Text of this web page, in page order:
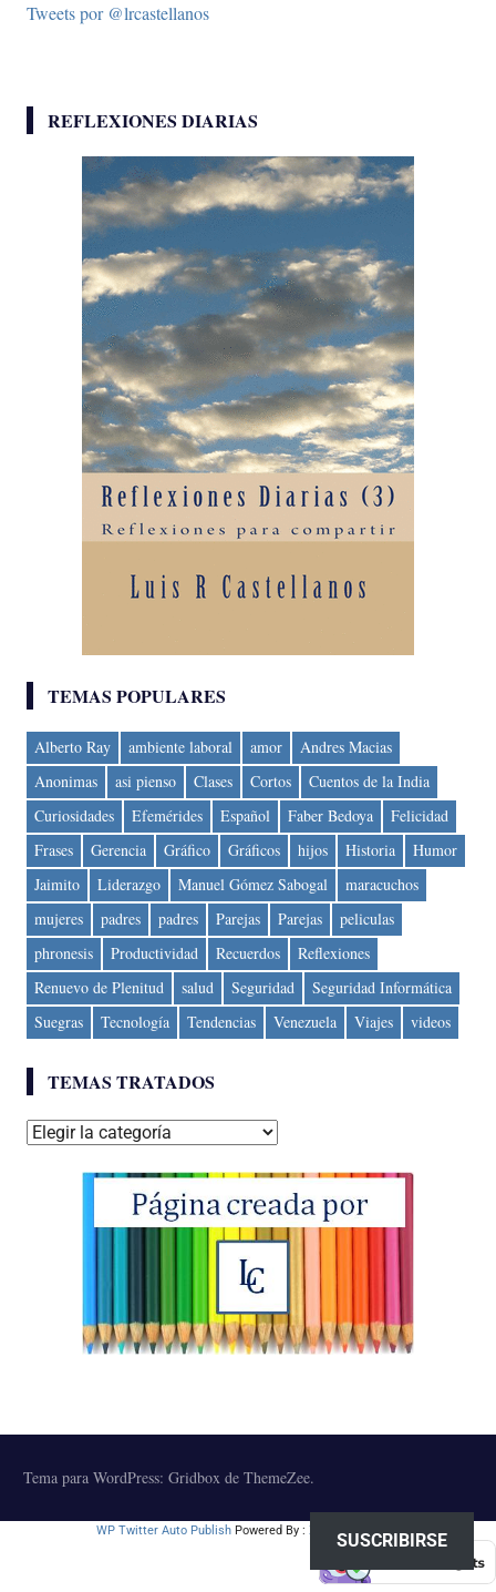
Tweets por @lrcastellanos
REFLEXIONES DIARIAS
TEMAS POPULARES
Alberto Ray ambiente laboral amor
Andres Macias
Anonimas
asi pienso Clases Cortos
Cuentos de la India
Curiosidades
Efemérides Español Faber Bedoya
Felicidad
Frases
Gerencia Gráfico Gráficos hijos Historia
Humor
Jaimito
Liderazgo Manuel Gómez Sabogal
maracuchos
mujeres
padres padres Parejas Parejas
peliculas
phronesis
Productividad Recuerdos
Reflexiones
Renuevo de Plenitud
salud Seguridad
Seguridad Informática
Suegras
Tecnología Tendencias Venezuela Viajes videos
TEMAS TRATADOS
Temas
Tema para WordPress: Gridbox de ThemeZee.
WP Twitter Auto Publish Powered By : XYZScripts.com
SUSCRIBIRSE